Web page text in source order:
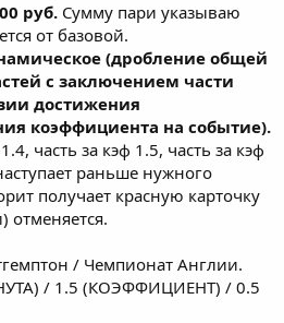
руб. Сумму пари указываю
от базовой.
(дробление общей
с заключением части
достижения
коэффициента на событие).
часть за кэф 1.5, часть за кэф
раньше нужного
получает красную карточку
отменяется.
/ Чемпионат Англии.
/ 1.5 (КОЭФФИЦИЕНТ) / 0.5